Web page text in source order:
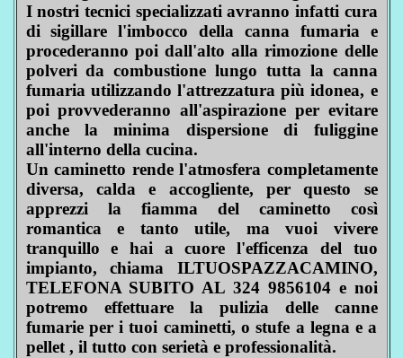
I nostri tecnici specializzati avranno infatti cura
di sigillare l'imbocco della canna fumaria e
procederanno poi dall'alto alla rimozione delle
polveri da combustione lungo tutta la canna
fumaria utilizzando l'attrezzatura più idonea, e
poi provvederanno all'aspirazione per evitare
anche la minima dispersione di fuliggine
all'interno della cucina.
Un caminetto rende l'atmosfera completamente
diversa, calda e accogliente, per questo se
apprezzi la fiamma del caminetto così
romantica e tanto utile, ma vuoi vivere
tranquillo e hai a cuore l'efficenza del tuo
impianto, chiama ILTUOSPAZZACAMINO,
TELEFONA SUBITO AL 324 9856104 e noi
potremo effettuare la pulizia delle canne
fumarie per i tuoi caminetti, o stufe a legna e a
pellet , il tutto con serietà e professionalità.